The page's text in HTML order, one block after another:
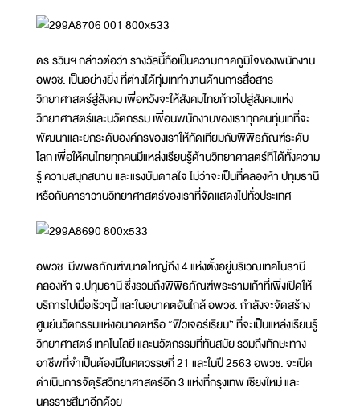
ดร.รวินฯ กล่าวต่อว่า รางวัลนี้ถือเป็นความภาคภูมิใจของพนักงาน
อพวช. เป็นอย่างยิ่ง ที่ต่างได้ทุ่มเททำงานด้านการสื่อสาร
วิทยาศาสตร์สู่สังคม เพื่อหวังจะให้สังคมไทยก้าวไปสู่สังคมแห่ง
วิทยาศาสตร์และนวัตกรรม เพื่อนพนักงานของเราทุกคนทุ่มเทที่จะ
พัฒนาและยกระดับองค์กรของเราให้ทัดเทียมกับพิพิธภัณฑ์ระดับ
โลก เพื่อให้คนไทยทุกคนมีแหล่งเรียนรู้ด้านวิทยาศาสตร์ที่ได้ทั้งความ
รู้ ความสนุกสนาน และแรงบันดาลใจ ไม่ว่าจะเป็นที่คลองห้า ปทุมธานี
หรือกับคาราวานวิทยาศาสตร์ของเราที่จัดแสดงไปทั่วประเทศ
อพวช. มีพิพิธภัณฑ์ขนาดใหญ่ถึง 4 แห่งตั้งอยู่บริเวณเทคโนธานี
คลองห้า จ.ปทุมธานี ซึ่งรวมถึงพิพิธภัณฑ์พระรามเก้าที่เพิ่งเปิดให้
บริการไปเมื่อเร็วๆนี้ และในอนาคตอันใกล้ อพวช. กำลังจะจัดสร้าง
ศูนย์นวัตกรรมแห่งอนาคตหรือ “ฟิวเจอร์เรียม” ที่จะเป็นแหล่งเรียนรู้
วิทยาศาสตร์ เทคโนโลยี และนวัตกรรมที่ทันสมัย รวมถึงทักษะทาง
อาชีพที่จำเป็นต้องมีในศตวรรษที่ 21 และในปี 2563 อพวช. จะเปิด
ดำเนินการจัตุรัสวิทยาศาสตร์อีก 3 แห่งที่กรุงเทพ เชียงใหม่ และ
นครราชสีมาอีกด้วย